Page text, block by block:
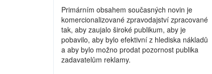
Primárním obsahem současných novin je
komercionalizované zpravodajství zpracované
tak, aby zaujalo široké publikum, aby je
pobavilo, aby bylo efektivní z hlediska nákladů
a aby bylo možno prodat pozornost publika
zadavatelům reklamy.